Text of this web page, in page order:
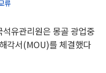
류
유관리원은 몽골 광업중
각서(MOU)를 체결했다